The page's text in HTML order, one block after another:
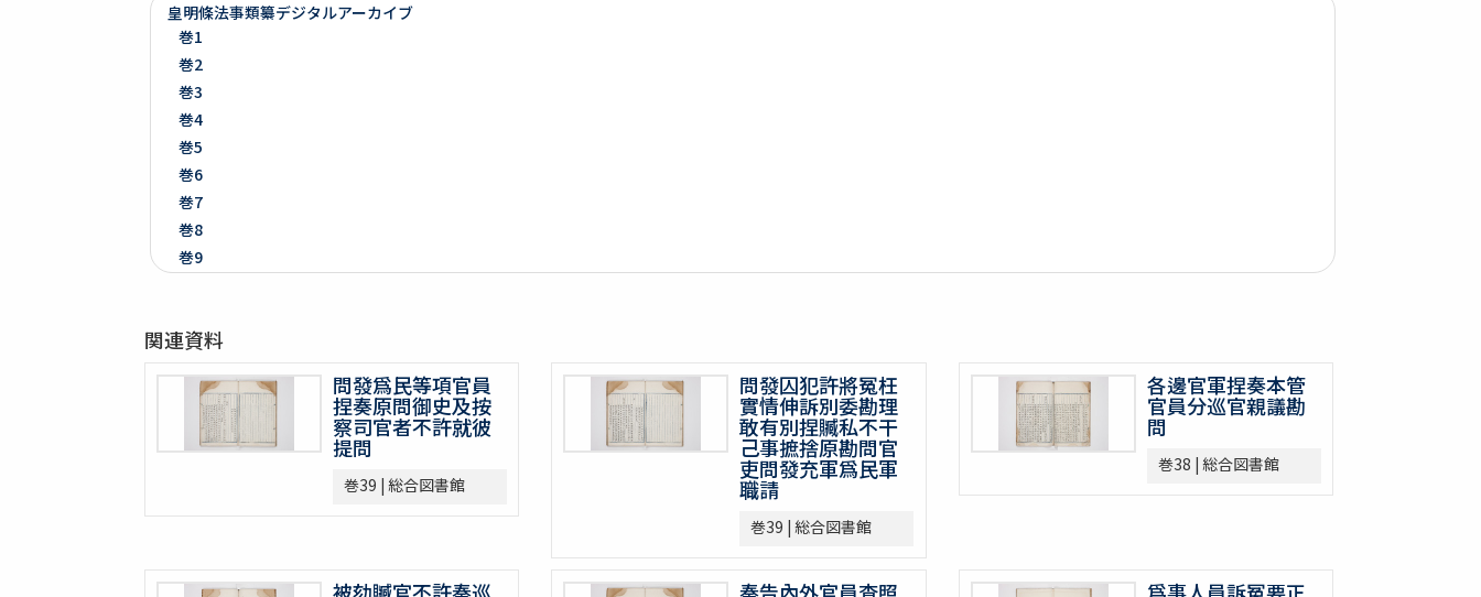
皇明條法事類纂デジタルアーカイブ
巻1
巻2
巻3
巻4
巻5
巻6
巻7
巻8
巻9
巻12
巻13
巻14
巻15
巻16
巻21
関連資料
問發爲民等項官員
捏奏原問御史及按
察司官者不許就彼
提問
巻39 | 総合図書館
問發囚犯許將冤枉
實情伸訴別委勘理
敢有別捏贓私不干
己事摭捨原勘問官
吏問發充軍爲民軍
職請
巻39 | 総合図書館
各邊官軍捏奏本管
官員分巡官親議勘
問
巻38 | 総合図書館